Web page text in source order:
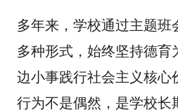
多年来，学校通过主题班
多种形式，始终坚持德育
边小事践行社会主义核心
行为不是偶然，是学校长